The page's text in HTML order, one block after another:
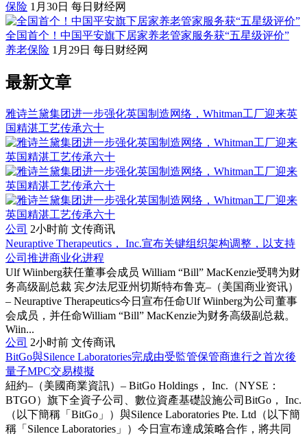
保险 1月30日 每日财经网
全国首个！中国平安旗下居家养老管家服务获“五星级评价”
养老保险 1月29日 每日财经网
最新文章
雅诗兰黛集团进一步强化英国制造网络，Whitman工厂迎来英
国精湛工艺传承六十
公司 2小时前 文传商讯
Neuraptive Therapeutics， Inc.宣布关键组织架构调整，以支持
公司推进商业化进程
Ulf Wiinberg获任董事会成员 William “Bill” MacKenzie受聘为财
务高级副总裁 宾夕法尼亚州切斯特布鲁克–（美国商业资讯）
– Neuraptive Therapeutics今日宣布任命Ulf Wiinberg为公司董事
会成员，并任命William “Bill” MacKenzie为财务高级副总裁。
Wiin...
公司 2小时前 文传商讯
BitGo與Silence Laboratories完成由受監管保管商進行之首次後
量子MPC交易模擬
紐約–（美國商業資訊）– BitGo Holdings， Inc.（NYSE：
BTGO）旗下全資子公司、數位資產基礎設施公司BitGo， Inc.
（以下簡稱「BitGo」）與Silence Laboratories Pte. Ltd（以下簡
稱「Silence Laboratories」）今日宣布達成策略合作，將共同